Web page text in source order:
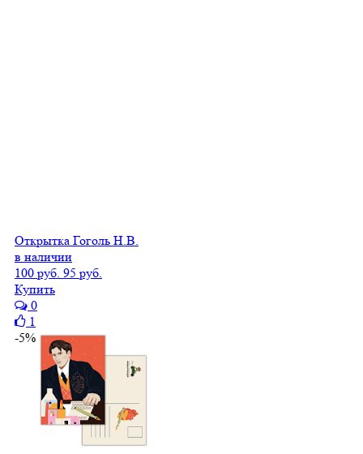
Открытка Гоголь Н.В.
в наличии
100 руб. 95 руб.
Купить
0
1
-5%